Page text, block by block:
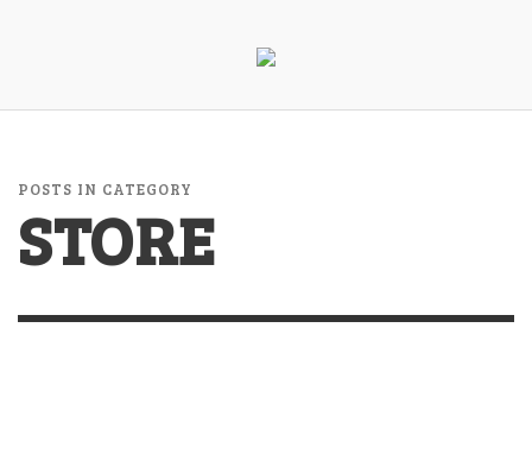
POSTS IN CATEGORY
STORE